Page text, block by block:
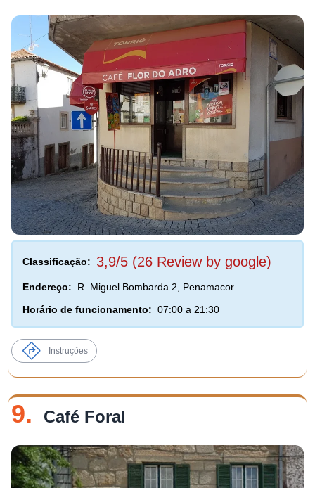
Classificação: 3,9/5 (26 Review by google)
Endereço:
R. Miguel Bombarda 2, Penamacor
Horário de funcionamento: 07:00 a 21:30
Instruções
9. Café Foral